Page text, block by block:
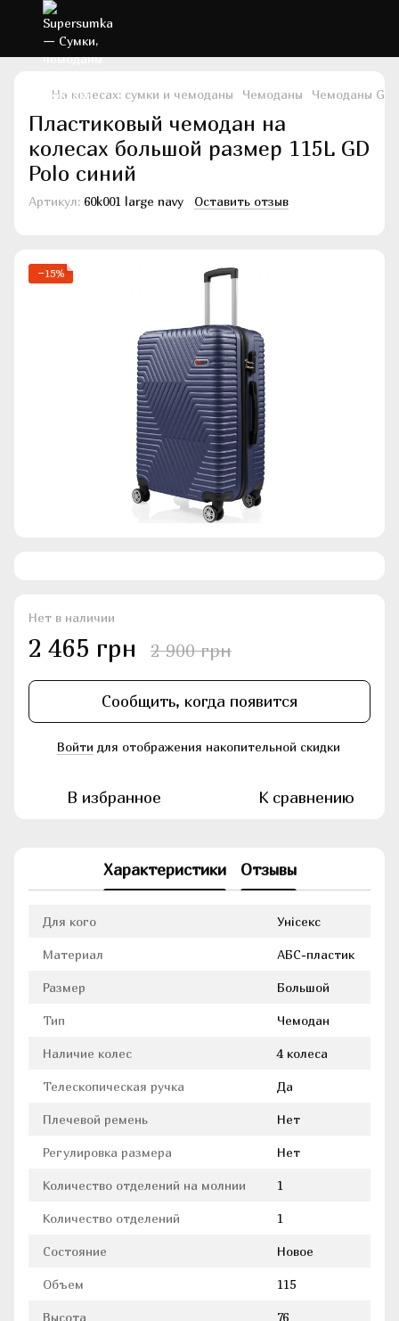
На колесах: сумки и чемоданы Чемоданы Чемоданы GD
Пластиковый чемодан на
колесах большой размер 115L GD
Polo синий
Артикул: 60k001 large navy Оставить отзыв
−15%
Нет в наличии
2 465 грн 2 900 грн
Сообщить, когда появится
Войти для отображения накопительной скидки
В избранное К сравнению
Характеристики Отзывы
Для кого Унісекс
Материал АБС-пластик
Размер Большой
Тип Чемодан
Наличие колес 4 колеса
Телескопическая ручка Да
Плечевой ремень Нет
Регулировка размера Нет
Количество отделений на молнии 1
Количество отделений 1
Состояние Новое
Объем 115
Высота 76